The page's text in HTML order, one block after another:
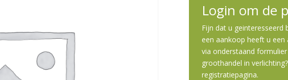
Login om de
Fijn dat u geinteresseerd
een aankoop heeft u een
via onderstaand
groothandel in
registratiepagina.